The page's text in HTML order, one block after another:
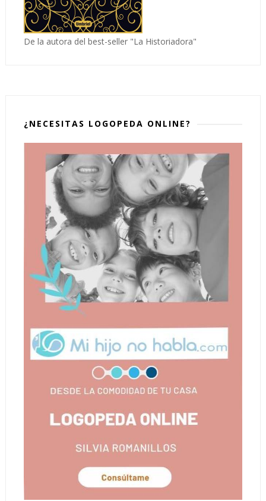
De la autora del best-seller "La Historiadora"
¿NECESITAS LOGOPEDA ONLINE?